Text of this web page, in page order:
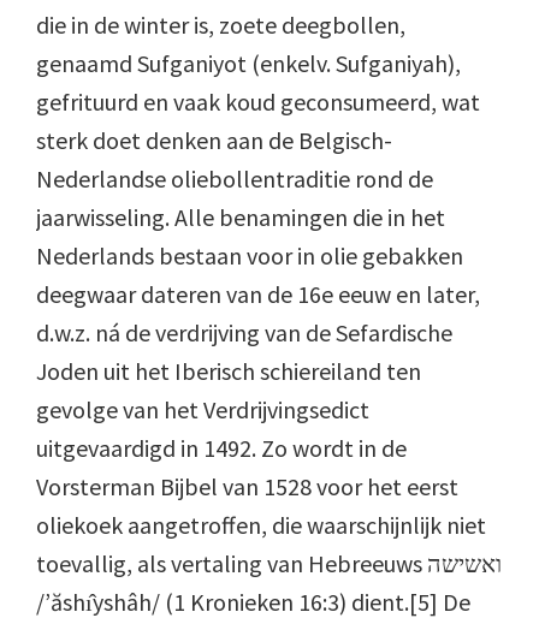
die in de winter is, zoete deegbollen,
genaamd Sufganiyot (enkelv. Sufganiyah),
gefrituurd en vaak koud geconsumeerd, wat
sterk doet denken aan de Belgisch-
Nederlandse oliebollentraditie rond de
jaarwisseling. Alle benamingen die in het
Nederlands bestaan voor in olie gebakken
deegwaar dateren van de 16e eeuw en later,
d.w.z. ná de verdrijving van de Sefardische
Joden uit het Iberisch schiereiland ten
gevolge van het Verdrijvingsedict
uitgevaardigd in 1492. Zo wordt in de
Vorsterman Bijbel van 1528 voor het eerst
oliekoek aangetroffen, die waarschijnlijk niet
toevallig, als vertaling van Hebreeuws ואשישה
/’ăshı̂yshâh/ (1 Kronieken 16:3) dient.[5] De